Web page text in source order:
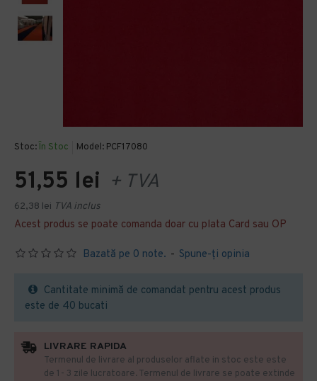
Stoc: În Stoc Model: PCF17080
Bazată pe 0 note. - Spune-ţi opinia
51,55 lei + TVA
62,38 lei TVA inclus
Acest produs se poate comanda doar cu plata Card sau OP
Cantitate minimă de comandat pentru acest produs
este de 40 bucati
LIVRARE RAPIDA
Termenul de livrare al produselor aflate in stoc este este
de 1- 3 zile lucratoare. Termenul de livrare se poate extinde